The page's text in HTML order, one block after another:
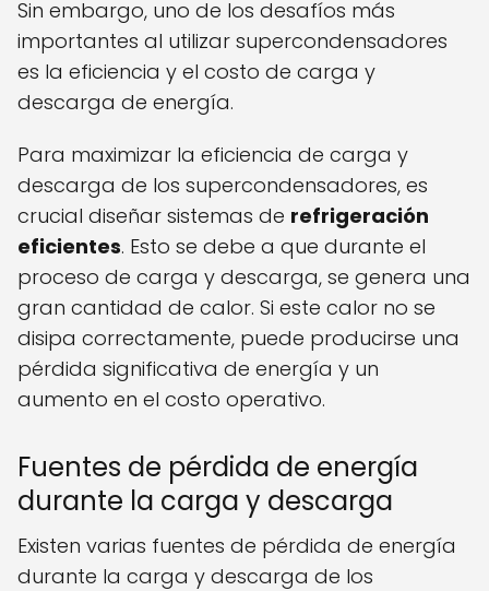
Sin embargo, uno de los desafíos más
importantes al utilizar supercondensadores
es la eficiencia y el costo de carga y
descarga de energía.
Para maximizar la eficiencia de carga y
descarga de los supercondensadores, es
crucial diseñar sistemas de refrigeración
eficientes. Esto se debe a que durante el
proceso de carga y descarga, se genera una
gran cantidad de calor. Si este calor no se
disipa correctamente, puede producirse una
pérdida significativa de energía y un
aumento en el costo operativo.
Fuentes de pérdida de energía
durante la carga y descarga
Existen varias fuentes de pérdida de energía
durante la carga y descarga de los